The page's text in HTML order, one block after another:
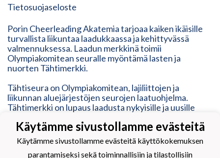
Tietosuojaseloste
Porin Cheerleading Akatemia tarjoaa kaiken ikäisille
turvallista liikuntaa laadukkaassa ja kehittyvässä
valmennuksessa. Laadun merkkinä toimii
Olympiakomitean seuralle myöntämä lasten ja
nuorten Tähtimerkki.
Tähtiseura on Olympiakomitean, lajiliittojen ja
liikunnan aluejärjestöjen seurojen laatuohjelma.
Tähtimerkki on lupaus laadusta nykyisille ja uusille
Tähtimerkki on osoitus modernista, ketterästä,
vastuullisesta ja inhimillisestä toimintatavasta. Se
vastaa erilaisten liikkujien tarpeisiin, mutta myös
Käytämme sivustollamme evästeitä
Käytämme sivustollamme evästeitä käyttökokemuksen
parantamiseksi sekä toiminnallisiin ja tilastollisiin